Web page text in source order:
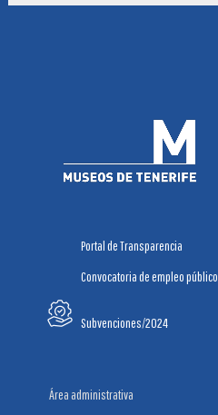
Portal de Transparencia
Convocatoria de empleo público
Subvenciones/2024
Área administrativa